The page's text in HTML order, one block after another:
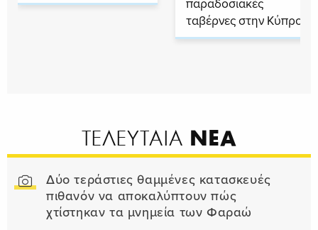
παραδοσιακές
ταβέρνες στην Κύπρο
ΤΕΛΕΥΤΑΙΑ ΝΕΑ
Δύο τεράστιες θαμμένες κατασκευές
πιθανόν να αποκαλύπτουν πώς
χτίστηκαν τα μνημεία των Φαραώ